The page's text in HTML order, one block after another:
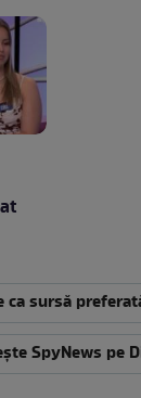
ca sursă
SpyNews pe